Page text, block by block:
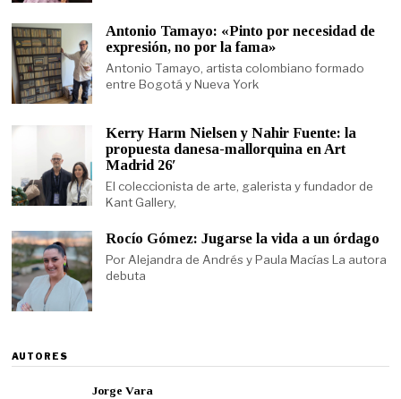
Antonio Tamayo: «Pinto por necesidad de
expresión, no por la fama»
Antonio Tamayo, artista colombiano formado
entre Bogotá y Nueva York
Kerry Harm Nielsen y Nahir Fuente: la
propuesta danesa-mallorquina en Art
Madrid 26′
El coleccionista de arte, galerista y fundador de
Kant Gallery,
Rocío Gómez: Jugarse la vida a un órdago
Por Alejandra de Andrés y Paula Macías La autora
debuta
AUTORES
Jorge Vara